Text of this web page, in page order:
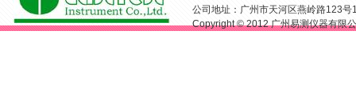
公司地址：广州市天河区燕岭路123
Copyright © 2012 广州易测仪器有限